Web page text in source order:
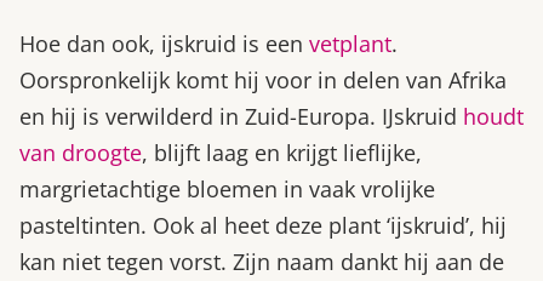
Hoe dan ook, ijskruid is een vetplant.
Oorspronkelijk komt hij voor in delen van Afrika
en hij is verwilderd in Zuid-Europa. IJskruid houdt
van droogte, blijft laag en krijgt lieflijke,
margrietachtige bloemen in vaak vrolijke
pasteltinten. Ook al heet deze plant ‘ijskruid’, hij
kan niet tegen vorst. Zijn naam dankt hij aan de